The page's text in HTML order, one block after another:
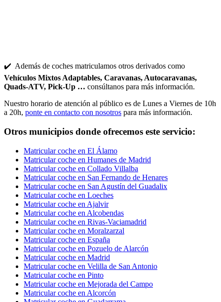
✔️ Además de coches matriculamos otros derivados como
Vehículos Mixtos Adaptables, Caravanas, Autocaravanas,
Quads-ATV, Pick-Up … consúltanos para más información.
Nuestro horario de atención al público es de Lunes a Viernes de 10h
a 20h, ponte en contacto con nosotros para más información.
Otros municipios donde ofrecemos este servicio:
Matricular coche en El Álamo
Matricular coche en Humanes de Madrid
Matricular coche en Collado Villalba
Matricular coche en San Fernando de Henares
Matricular coche en San Agustín del Guadalix
Matricular coche en Loeches
Matricular coche en Ajalvir
Matricular coche en Alcobendas
Matricular coche en Rivas-Vaciamadrid
Matricular coche en Moralzarzal
Matricular coche en España
Matricular coche en Pozuelo de Alarcón
Matricular coche en Madrid
Matricular coche en Velilla de San Antonio
Matricular coche en Pinto
Matricular coche en Mejorada del Campo
Matricular coche en Alcorcón